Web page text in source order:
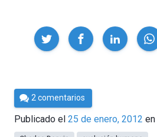
Compartir
Por
Cultura
Cientifica
2 comentarios
Publicado el 25 de enero, 2012 en